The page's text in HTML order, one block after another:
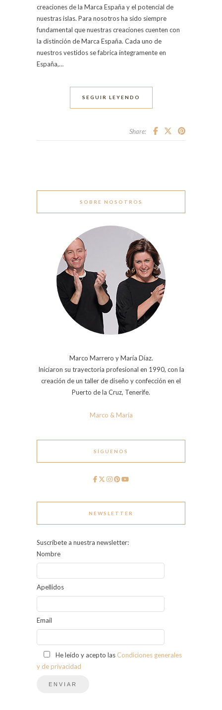
creaciones de la Marca España y el potencial de
nuestras islas. Para nosotros ha sido siempre
fundamental que nuestras creaciones cuenten con
la distinción de Marca España. Cada uno de
nuestros vestidos se fabrica íntegramente en
España,…
SEGUIR LEYENDO
Share:
SOBRE NOSOTROS
Marco Marrero y María Díaz.
Iniciaron su trayectoria profesional en 1990, con la
creación de un taller de diseño y confección en el
Puerto de la Cruz, Tenerife.
Marco & María
SÍGUENOS
NEWSLETTER
Suscríbete a nuestra newsletter:
Nombre
Apellidos
Email
He leído y acepto las Condiciones generales
y de privacidad